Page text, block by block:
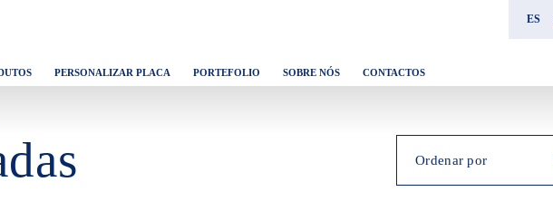
PERSONALIZAR PLACA PORTEFOLIO SOBRE NÓS CONTACTOS
ES